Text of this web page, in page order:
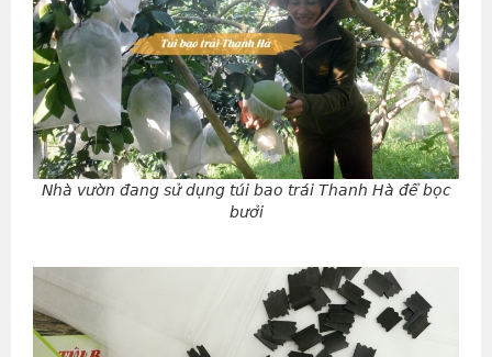
Nhà vườn đang sử dụng túi bao trái Thanh Hà để bọc
bưởi